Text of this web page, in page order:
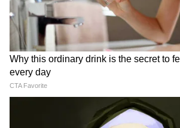
2 प्रीमियम ट्रेन यात्राएं कीं।
लगातार उड़ानों और निजी वाहनों के
ने उनके ट्रैवल बजट को आसमान पर
ट्रांसपोर्टेशन ही उनका सबसे बड़ा खर्च